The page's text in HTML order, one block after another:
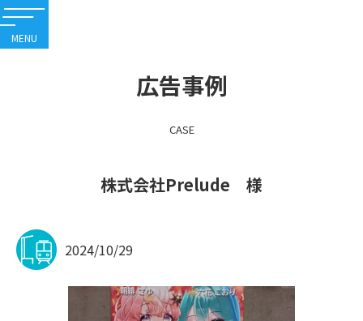
キ
プ
広告事例
CASE
株式会社Prelude 様
2024/10/29